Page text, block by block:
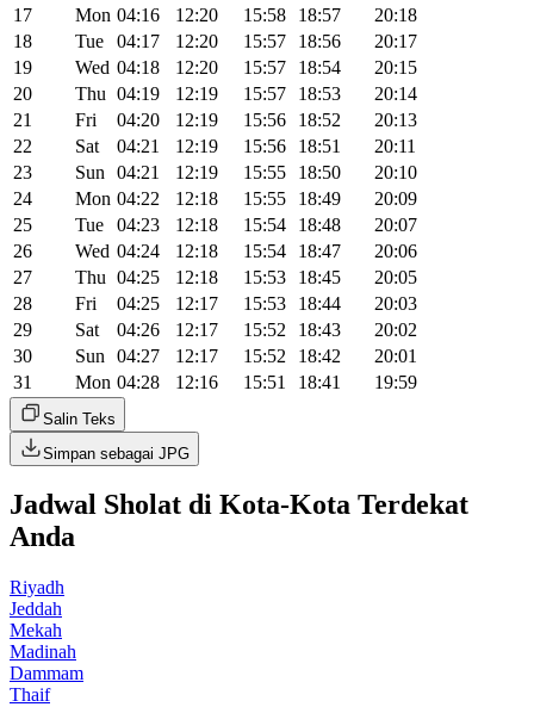
17
Mon 04:16 12:20 15:58 18:57
20:18
18
Tue 04:17 12:20 15:57 18:56
20:17
19
Wed 04:18 12:20 15:57 18:54
20:15
20
Thu 04:19 12:19 15:57 18:53
20:14
21
Fri 04:20 12:19 15:56 18:52
20:13
22
Sat 04:21 12:19 15:56 18:51
20:11
23
Sun 04:21 12:19 15:55 18:50
20:10
24
Mon 04:22 12:18 15:55 18:49
20:09
25
Tue 04:23 12:18 15:54 18:48
20:07
26
Wed 04:24 12:18 15:54 18:47
20:06
27
Thu 04:25 12:18 15:53 18:45
20:05
28
Fri 04:25 12:17 15:53 18:44
20:03
29
Sat 04:26 12:17 15:52 18:43
20:02
30
Sun 04:27 12:17 15:52 18:42
20:01
31
Mon 04:28 12:16 15:51 18:41 19:59
Salin Teks
Simpan sebagai JPG
Jadwal Sholat di Kota-Kota Terdekat
Anda
Riyadh
Jeddah
Mekah
Madinah
Dammam
Thaif